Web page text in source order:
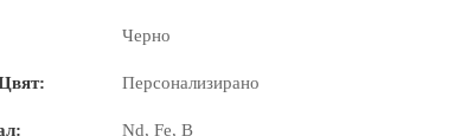
Черно
Персонализирано
Nd, Fe, B